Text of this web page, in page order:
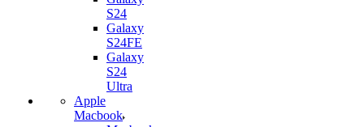
S24
Galaxy
S24FE
Galaxy
S24
Ultra
Apple
Macbook